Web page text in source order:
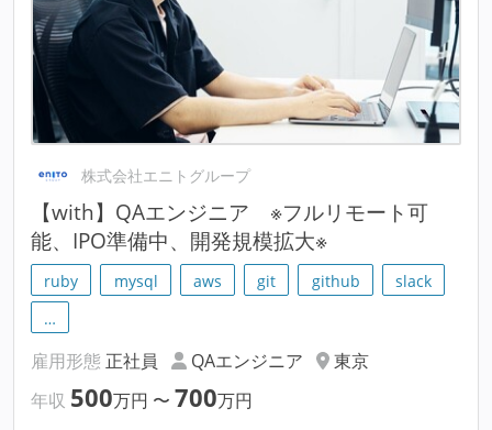
株式会社エニトグループ
【with】QAエンジニア ※フルリモート可
能、IPO準備中、開発規模拡大※
ruby mysql aws git github
slack
…
雇用形態 正社員 QAエンジニア
東京
年収 500万円 〜 700万円